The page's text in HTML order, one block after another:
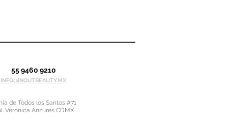
55 9460 9210
INFO@INOUTBEAUTY.MX
de Todos los Santos #71
Verónica Anzures CDMX